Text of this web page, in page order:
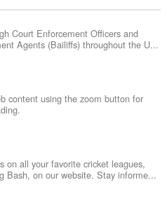
Court Enforcement Officers and
Agents (Bailiffs) throughout the U...
content using the zoom button for
on all your favorite cricket leagues,
Bash, on our website. Stay informe...